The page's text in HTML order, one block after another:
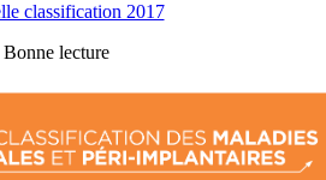
classification 2017
Bonne lecture